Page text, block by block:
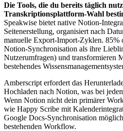
Die Tools, die du bereits täglich
Transkriptionsplattform-Wahl
Speakwise bietet native Notion-
Seitenerstellung, organisiert nach
manuelle Export-Import-Zyklen. 85%
Notion-Synchronisation als ihre
Nutzerumfragen) und transformieren
bestehendes
Amberscript erfordert das
Hochladen nach Notion, was bei
Wenn Notion nicht dein primärer
wie Happy Scribe mit
Google Docs-Synchronisation
bestehenden Workflow.